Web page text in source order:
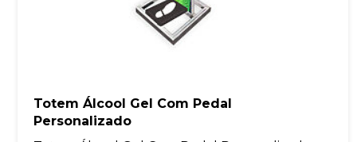
Totem Álcool Gel Com Pedal
Personalizado